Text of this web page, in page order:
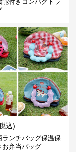
込)
ランチバッグ保温保
お弁当バッグ